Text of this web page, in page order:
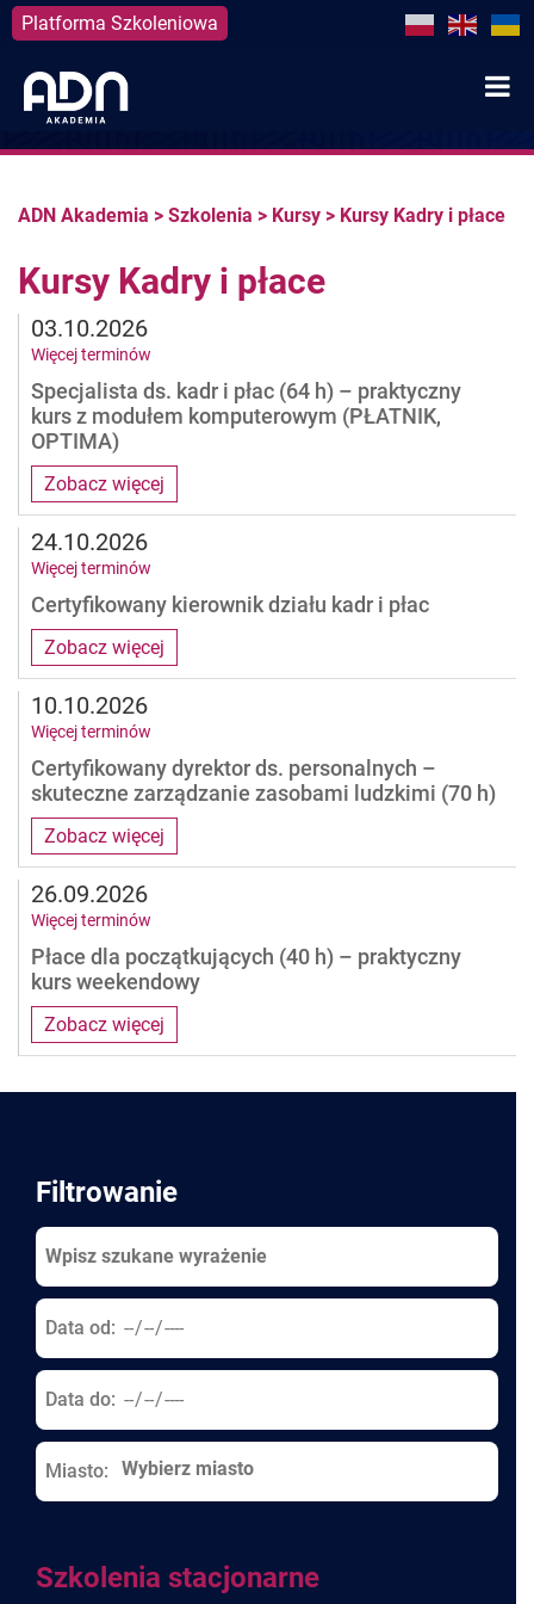
Platforma Szkoleniowa
content
Filtrowanie
Data od:
Data do:
Miasto:
Szkolenia stacjonarne
ADN Akademia > Szkolenia > Kursy > Kursy Kadry i płace
Kursy Kadry i płace
Zobacz więcej
Specjalista ds. kadr i płac (64 h) – praktyczny
kurs z modułem komputerowym (PŁATNIK,
OPTIMA)
03.10.2026
Więcej terminów
Zobacz więcej
Certyfikowany kierownik działu kadr i płac
24.10.2026
Więcej terminów
Zobacz więcej
Certyfikowany dyrektor ds. personalnych –
skuteczne zarządzanie zasobami ludzkimi (70 h)
10.10.2026
Więcej terminów
Zobacz więcej
Płace dla początkujących (40 h) – praktyczny
kurs weekendowy
26.09.2026
Więcej terminów